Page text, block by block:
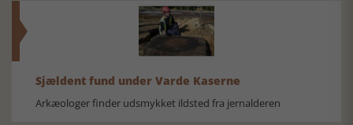
Sjældent fund under Varde Kaserne
Arkæologer finder udsmykket ildsted fra jernalderen